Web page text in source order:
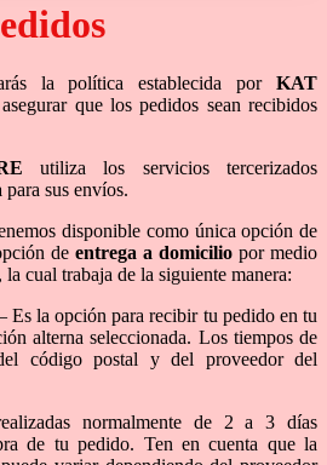
la política establecida por KAT
que los pedidos sean recibidos
utiliza los servicios tercerizados
para sus envíos.
disponible como única opción de
de entrega a domicilio por medio
cual trabaja de la siguiente manera:
Es la opción para recibir tu pedido en tu
alterna seleccionada. Los tiempos de
código postal y del proveedor del
normalmente de 2 a 3 días
de tu pedido. Ten en cuenta que la